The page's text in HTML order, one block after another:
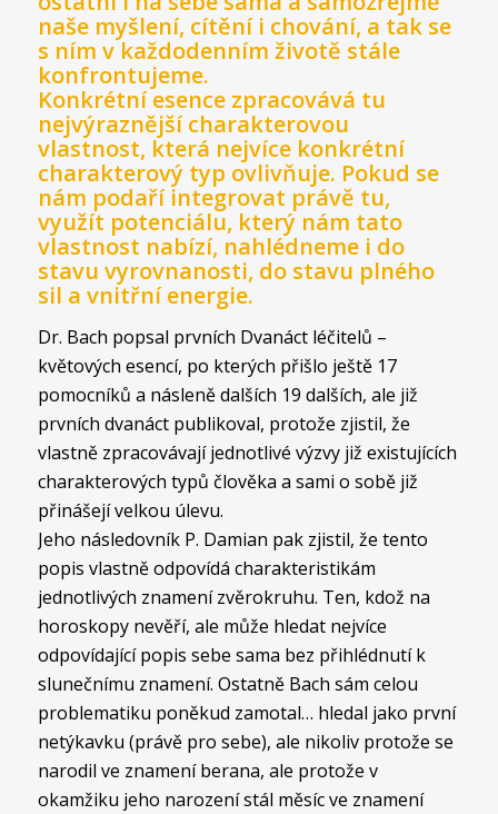
naše myšlení, cítění i chování, a tak se
s ním v každodenním životě stále
konfrontujeme.
Konkrétní esence zpracovává tu
nejvýraznější charakterovou
vlastnost, která nejvíce konkrétní
charakterový typ ovlivňuje. Pokud se
nám podaří integrovat právě tu,
využít potenciálu, který nám tato
vlastnost nabízí, nahlédneme i do
stavu vyrovnanosti, do stavu plného
sil a vnitřní energie.
Dr. Bach popsal prvních Dvanáct léčitelů –
květových esencí, po kterých přišlo ještě 17
pomocníků a násleně dalších 19 dalších, ale již
prvních dvanáct publikoval, protože zjistil, že
vlastně zpracovávají jednotlivé výzvy již existujících
charakterových typů člověka a sami o sobě již
přinášejí velkou úlevu.
Jeho následovník P. Damian pak zjistil, že tento
popis vlastně odpovídá charakteristikám
jednotlivých znamení zvěrokruhu. Ten, kdož na
horoskopy nevěří, ale může hledat nejvíce
odpovídající popis sebe sama bez přihlédnutí k
slunečnímu znamení. Ostatně Bach sám celou
problematiku poněkud zamotal… hledal jako první
netýkavku (právě pro sebe), ale nikoliv protože se
narodil ve znamení berana, ale protože v
okamžiku jeho narození stál měsíc ve znamení